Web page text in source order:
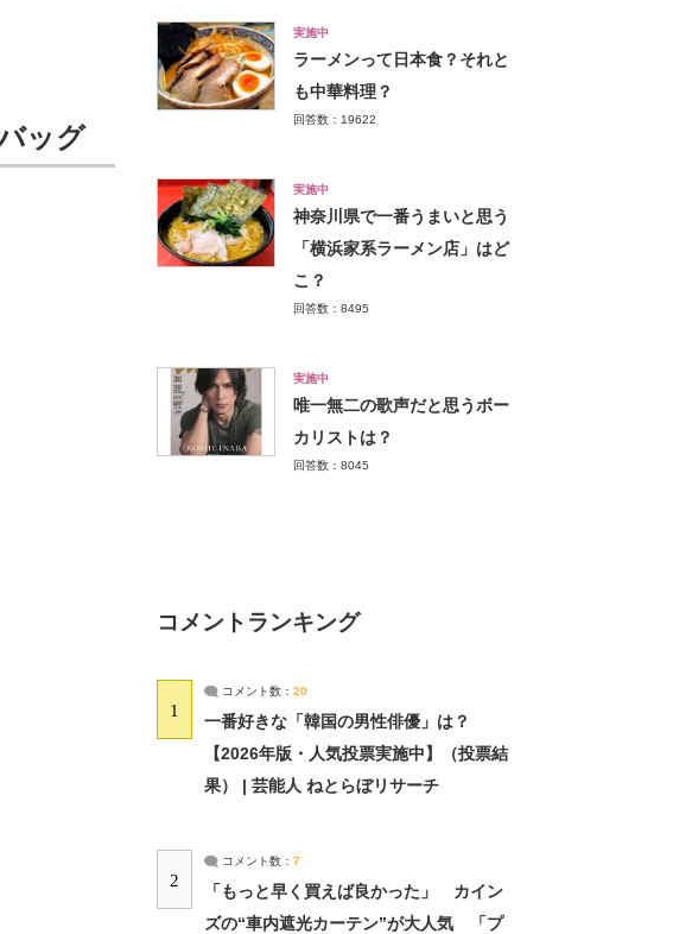
ッグ
実施中
ラーメンって日本食？それと
も中華料理？
回答数：19622
実施中
神奈川県で一番うまいと思う
「横浜家系ラーメン店」はど
こ？
回答数：8495
実施中
唯一無二の歌声だと思うボー
カリストは？
回答数：8045
コメントランキング
1
コメント数： 20
一番好きな「韓国の男性俳優」は？
【2026年版・人気投票実施中】（投票結
果） | 芸能人 ねとらぼリサーチ
2
コメント数： 7
「もっと早く買えば良かった」 カイン
ズの“車内遮光カーテン”が大人気 「プ